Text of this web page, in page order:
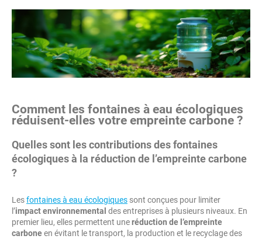
Comment les fontaines à eau écologiques
réduisent-elles votre empreinte carbone ?
Quelles sont les contributions des fontaines
écologiques à la réduction de l’empreinte carbone
?
Lesfontaines à eau écologiques sont conçues pour limiter
l’impact environnemental des entreprises à plusieurs niveaux. En
premier lieu, elles permettent uneréduction de l’empreinte
carboneen évitant le transport, la production et le recyclage des